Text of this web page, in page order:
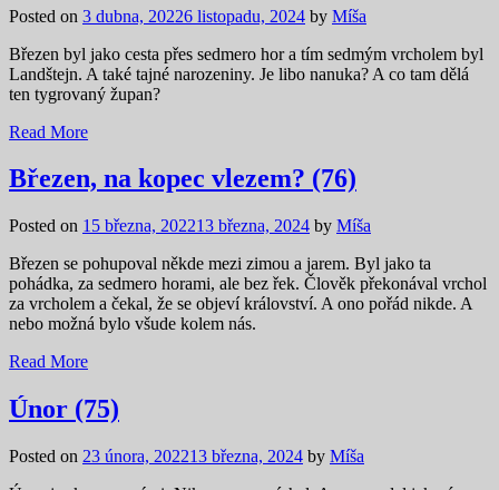
Posted on 3 dubna, 20226 listopadu, 2024 by Míša
Březen byl jako cesta přes sedmero hor a tím sedmým vrcholem byl
Landštejn. A také tajné narozeniny. Je libo nanuka? A co tam dělá
ten tygrovaný župan?
Read More
Březen, na kopec vlezem? (76)
Posted on 15 března, 202213 března, 2024 by Míša
Březen se pohupoval někde mezi zimou a jarem. Byl jako ta
pohádka, za sedmero horami, ale bez řek. Člověk překonával vrchol
za vrcholem a čekal, že se objeví království. A ono pořád nikde. A
nebo možná bylo všude kolem nás.
Read More
Únor (75)
Posted on 23 února, 202213 března, 2024 by Míša